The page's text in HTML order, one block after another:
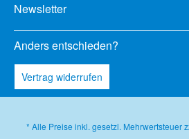
Newsletter
Anders entschieden?
Vertrag widerrufen
* Alle Preise inkl. gesetzl. Mehrwertsteuer